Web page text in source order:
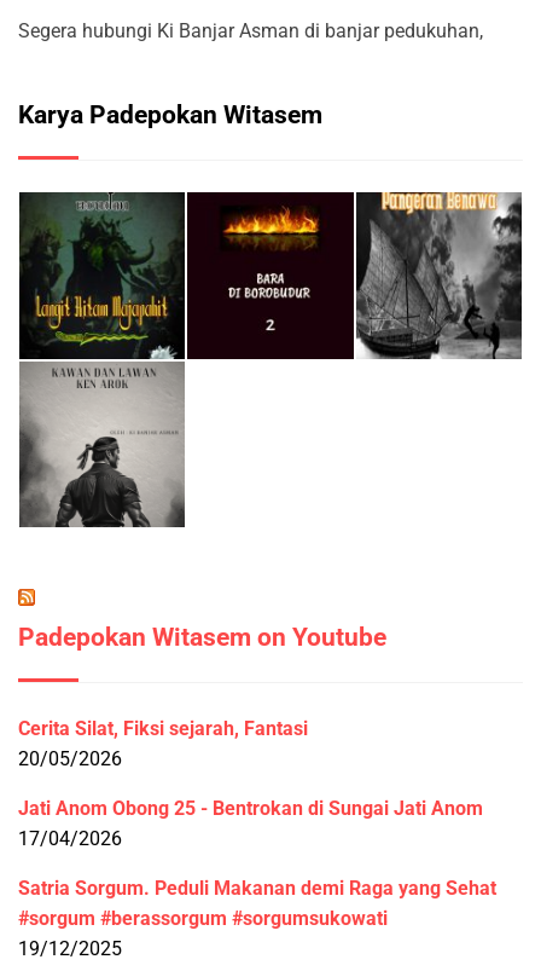
Segera hubungi Ki Banjar Asman di banjar pedukuhan,
Karya Padepokan Witasem
Padepokan Witasem on Youtube
Cerita Silat, Fiksi sejarah, Fantasi
20/05/2026
Jati Anom Obong 25 - Bentrokan di Sungai Jati Anom
17/04/2026
Satria Sorgum. Peduli Makanan demi Raga yang Sehat
#sorgum #berassorgum #sorgumsukowati
19/12/2025